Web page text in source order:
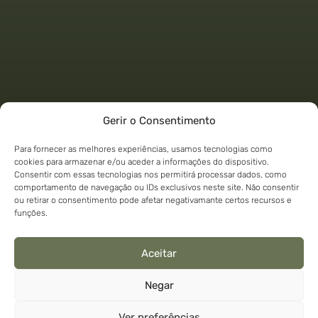
Gerir o Consentimento
Para fornecer as melhores experiências, usamos tecnologias como
cookies para armazenar e/ou aceder a informações do dispositivo.
Consentir com essas tecnologias nos permitirá processar dados, como
comportamento de navegação ou IDs exclusivos neste site. Não consentir
ou retirar o consentimento pode afetar negativamante certos recursos e
funções.
Aceitar
Negar
Visite-nos também em
Copyright 2026 © Aperidrinks
Ecossistema Digital